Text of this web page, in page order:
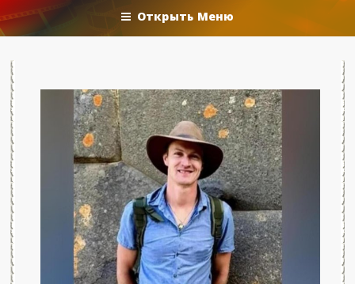
Открыть Меню